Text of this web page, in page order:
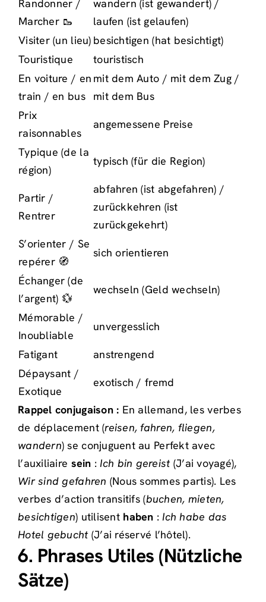
Randonner /
Marcher 🥾
wandern (ist gewandert) /
laufen (ist gelaufen)
Visiter (un lieu) besichtigen (hat besichtigt)
Touristique
touristisch
En voiture / en
train / en bus
mit dem Auto / mit dem Zug /
mit dem Bus
Prix
raisonnables
angemessene Preise
Typique (de la
région)
typisch (für die Region)
Partir /
Rentrer
abfahren (ist abgefahren) /
zurückkehren (ist
zurückgekehrt)
S’orienter / Se
repérer 🧭
sich orientieren
Échanger (de
l’argent) 💱
wechseln (Geld wechseln)
Mémorable /
Inoubliable
unvergesslich
Fatigant
anstrengend
Dépaysant /
Exotique
exotisch / fremd
Rappel conjugaison : En allemand, les verbes
de déplacement (reisen, fahren, fliegen,
wandern) se conjuguent au Perfekt avec
l’auxiliaire sein :Ich bin gereist(J’ai voyagé),
Wir sind gefahren (Nous sommes partis). Les
verbes d’action transitifs (buchen, mieten,
besichtigen) utilisent haben :Ich habe das
Hotel gebucht(J’ai réservé l’hôtel).
6. Phrases Utiles (Nützliche
Sätze)